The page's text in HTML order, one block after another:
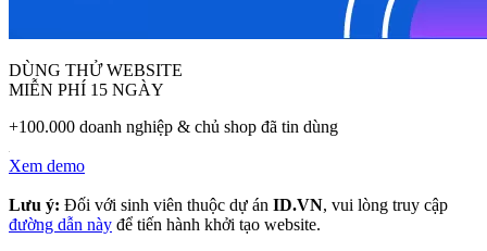
DÙNG THỬ WEBSITE
MIỄN PHÍ 15 NGÀY
+100.000 doanh nghiệp & chủ shop đã tin dùng
Xem demo
Lưu ý: Đối với sinh viên thuộc dự án ID.VN, vui lòng truy cập
đường dẫn này để tiến hành khởi tạo website.